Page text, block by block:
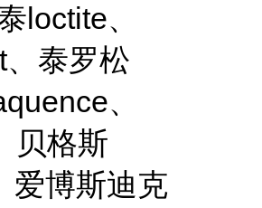
loctite、
泰罗松
、
贝格斯
爱博斯迪克